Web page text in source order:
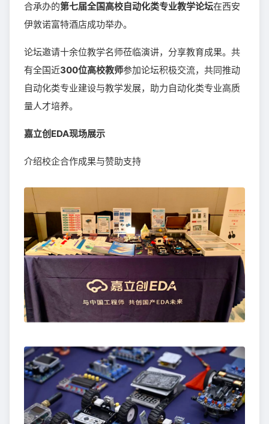
合承办的第七届全国高校自动化类专业教学论坛在西安
伊敦诺富特酒店成功举办。
论坛邀请十余位教学名师莅临演讲，分享教育成果。共
有全国近300位高校教师参加论坛积极交流，共同推动
自动化类专业建设与教学发展，助力自动化类专业高质
量人才培养。
嘉立创EDA现场展示
介绍校企合作成果与赞助支持